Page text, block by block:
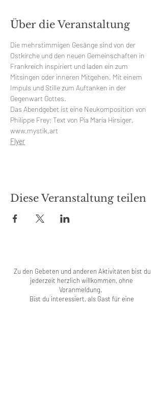
Über die Veranstaltung
Die mehrstimmigen Gesänge sind von der
Ostkirche und den neuen Gemeinschaften in
Frankreich inspiriert und laden ein zum
Mitsingen oder inneren Mitgehen. Mit einem
Impuls und Stille zum Auftanken in der
Gegenwart Gottes.
Das Abendgebet ist eine Neukomposition von
Philippe Frey; Text von Pia Maria Hirsiger,
www.mystik.art
Flyer
Diese Veranstaltung teilen
Zu den Gebeten und anderen Aktivitäten bist du
jederzeit herzlich willkommen, ohne
Voranmeldung.
Bist du interessiert, als Gast für eine